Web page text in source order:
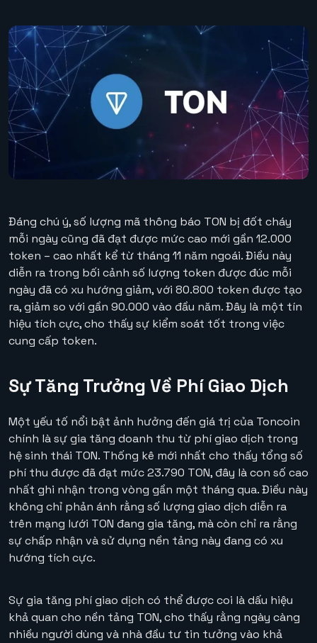
Đáng chú ý, số lượng mã thông báo TON bị đốt cháy
mỗi ngày cũng đã đạt được mức cao mới gần 12.000
token – cao nhất kể từ tháng 11 năm ngoái. Điều này
diễn ra trong bối cảnh số lượng token được đúc mỗi
ngày đã có xu hướng giảm, với 80.800 token được tạo
ra, giảm so với gần 90.000 vào đầu năm. Đây là một tín
hiệu tích cực, cho thấy sự kiểm soát tốt trong việc
cung cấp token.
Sự Tăng Trưởng Về Phí Giao Dịch
Một yếu tố nổi bật ảnh hưởng đến giá trị của Toncoin
chính là sự gia tăng doanh thu từ phí giao dịch trong
hệ sinh thái TON. Thống kê mới nhất cho thấy tổng số
phí thu được đã đạt mức 23.790 TON, đây là con số cao
nhất ghi nhận trong vòng gần một tháng qua. Điều này
không chỉ phản ánh rằng số lượng giao dịch diễn ra
trên mạng lưới TON đang gia tăng, mà còn chỉ ra rằng
sự chấp nhận và sử dụng nền tảng này đang có xu
hướng tích cực.
Sự gia tăng phí giao dịch có thể được coi là dấu hiệu
khả quan cho nền tảng TON, cho thấy rằng ngày càng
nhiều người dùng và nhà đầu tư tin tưởng vào khả